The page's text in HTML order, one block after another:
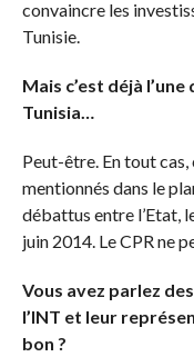
convaincre les
Tunisie.
Mais c’est déjà
Tunisia…
Peut-être. En tout
mentionnés dans le
débattus entre l’Etat,
juin 2014. Le CPR ne
Vous avez parlez
l’INT et leur
bon ?